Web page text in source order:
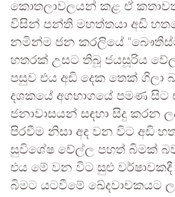
කොතලාවලයන් කළ ඒ
විසින් පන්ති මහත්තයා අඩි
නමින්ම ජන කරලියේ
හතරක් උසට තිබූ ජයසූරිය
පසුව එය අඩි දෙක තෙක් ගිලා
දශකයේ අගභාගයේ පමණ සිට
ජනාවාසයන් සඳහා සිදු කරන
පිරවීම නිසා අද වන විට අඩි
සුවිශේෂ වේල්ල පහත් බිමක්
එය මේ වන විට සුළු
බිමට යටවීමේ ඛේදවාචකයට